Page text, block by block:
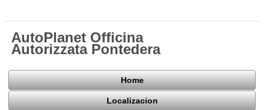
AutoPlanet Officina
Autorizzata Pontedera
Home
Localizacion